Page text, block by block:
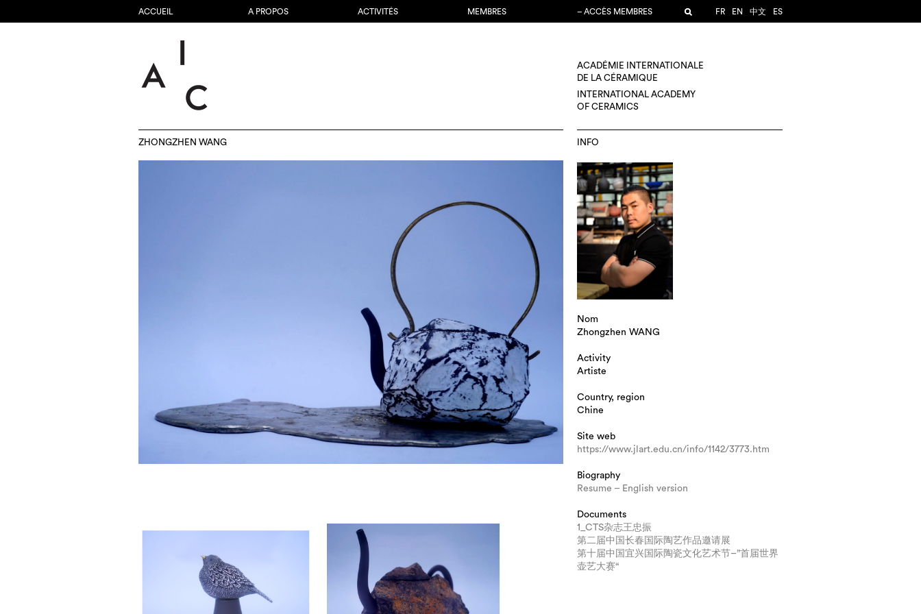
ACCUEIL A PROPOS ACTIVITÉS MEMBRES – ACCÈS MEMBRES FR EN 中文 ES
ACADÉMIE INTERNATIONALE
DE LA CÉRAMIQUE
INTERNATIONAL ACADEMY
OF CERAMICS
ZHONGZHEN WANG INFO
Nom
Zhongzhen WANG
Activity
Artiste
Country, region
Chine
Site web
https://www.jlart.edu.cn/info/1142/3773.htm
Biography
Resume – English version
Documents
1_CTS杂志王忠振
第二届中国长春国际陶艺作品邀请展
第十届中国宜兴国际陶瓷文化艺术节–”首届世界
壶艺大赛“